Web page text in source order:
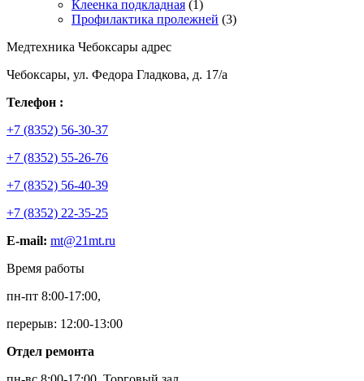
Клеенка подкладная (1)
Профилактика пролежней (3)
Медтехника Чебоксары адрес
Чебоксары, ул. Федора Гладкова, д. 17/а
Телефон :
+7 (8352) 56-30-37
+7 (8352) 55-26-76
+7 (8352) 56-40-39
+7 (8352) 22-35-25
E-mail: mt@21mt.ru
Время работы
пн-пт 8:00-17:00,
перерыв: 12:00-13:00
Отдел ремонта